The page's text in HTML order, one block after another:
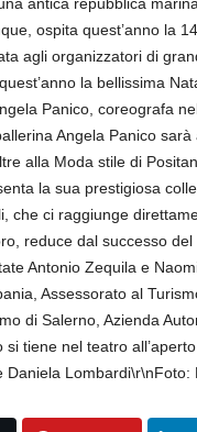
ospita quest’anno la
agli organizzatori di
la bellissima
Panico, coreografa
Angela Panico
alla Moda stile di
la sua prestigiosa
che ci raggiunge
reduce dal successo
Antonio Zequila e
Assessorato al
di Salerno, Azienda
tiene nel teatro
Lombardi\r\nFoto: